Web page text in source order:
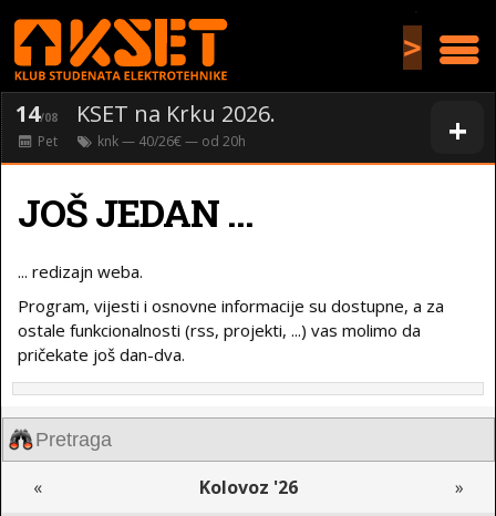
>
+
14/08 KSET na Krku 2026.
Pet knk— 40/26€ — od 20h
JOŠ JEDAN ...
... redizajn weba.
Program, vijesti i osnovne informacije su dostupne, a za
ostale funkcionalnosti (rss, projekti, ...) vas molimo da
pričekate još dan-dva.
« Kolovoz '26 »